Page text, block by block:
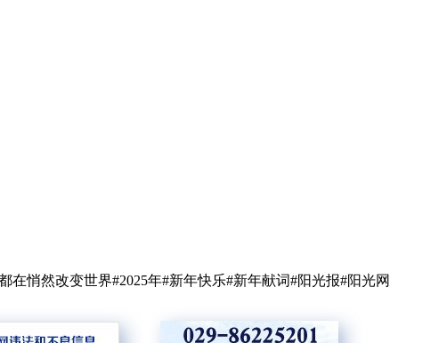
悄然改变世界#2025年#新年快乐#新年献词#阳光报#阳光网